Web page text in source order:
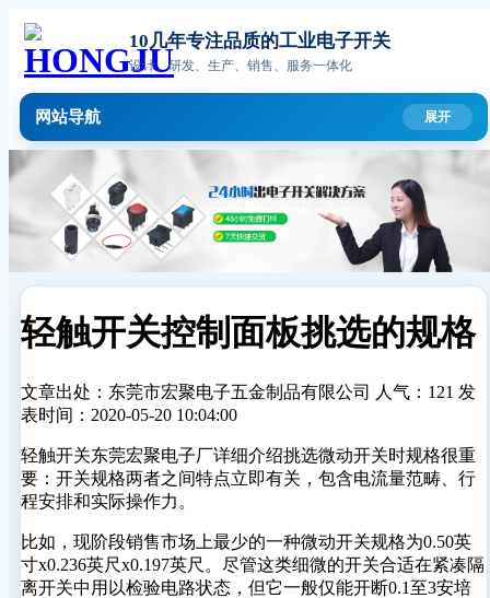
10几年专注品质的工业电子开关
设计、研发、生产、销售、服务一体化
网站导航
轻触开关控制面板挑选的规格
文章出处：东莞市宏聚电子五金制品有限公司 人气：121 发
表时间：2020-05-20 10:04:00
轻触开关东莞宏聚电子厂详细介绍挑选微动开关时规格很重
要：开关规格两者之间特点立即有关，包含电流量范畴、行
程安排和实际操作力。
比如，现阶段销售市场上最少的一种微动开关规格为0.50英
寸x0.236英尺x0.197英尺。尽管这类细微的开关合适在紧凑隔
离开关中用以检验电路状态，但它一般仅能开断0.1至3安培